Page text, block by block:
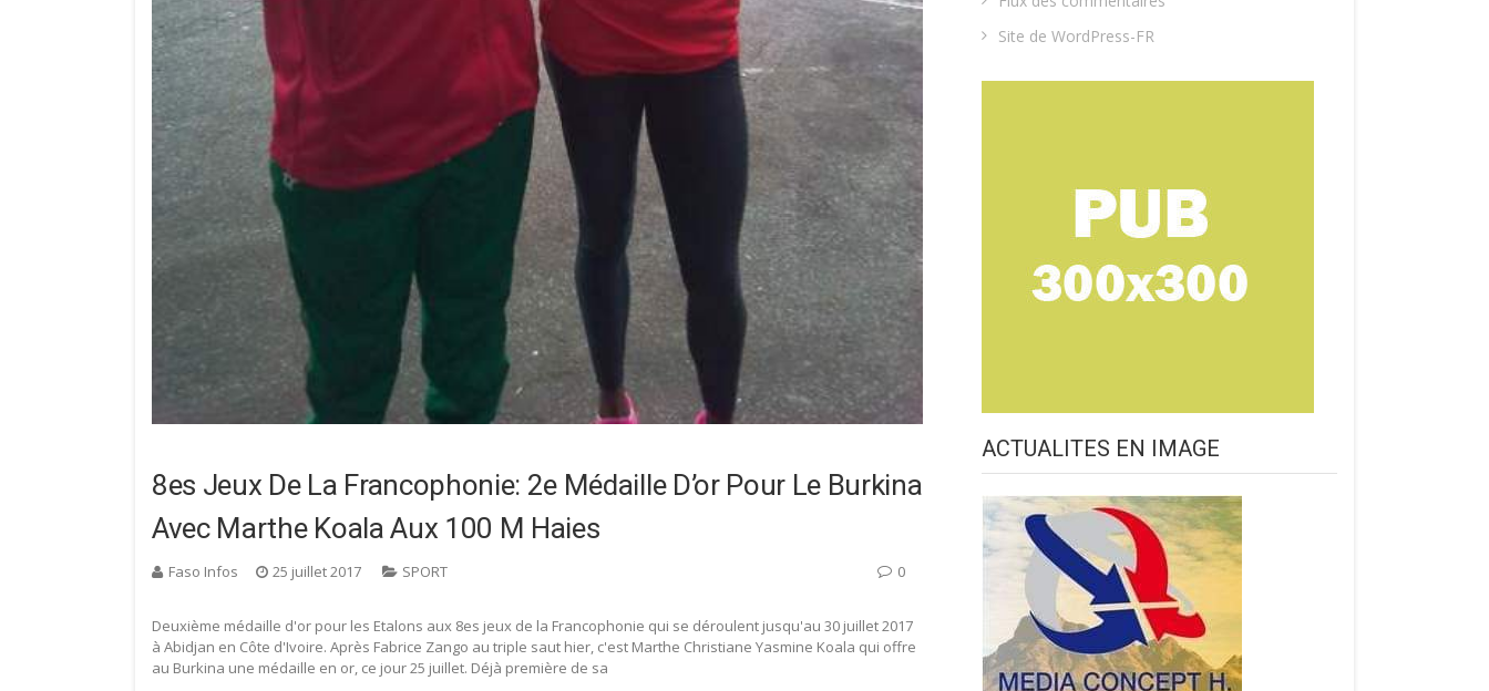
8es Jeux De La Francophonie: 2e Médaille D’or Pour Le Burkina
Avec Marthe Koala Aux 100 M Haies
Faso Infos 25 juillet 2017 SPORT 0
Deuxième médaille d'or pour les Etalons aux 8es jeux de la Francophonie qui se déroulent jusqu'au 30 juillet 2017
à Abidjan en Côte d'Ivoire. Après Fabrice Zango au triple saut hier, c'est Marthe Christiane Yasmine Koala qui offre
au Burkina une médaille en or, ce jour 25 juillet. Déjà première de sa
Site de WordPress-FR
ACTUALITES EN IMAGE